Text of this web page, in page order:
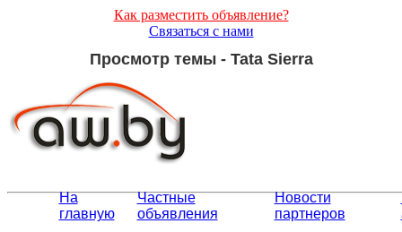
Как разместить объявление?
Связаться с нами
Просмотр темы - Tata Sierra
На
главную
Частные
объявления
Новости
партнеров